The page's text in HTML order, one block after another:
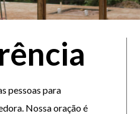
pessoas para
Nossa oração é